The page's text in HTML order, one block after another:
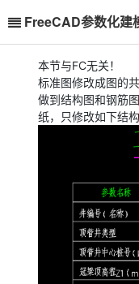
FreeCAD参数化建
本节与FC无关！
标准图修改成图的共
做到结构图和钢筋
纸，只修改如下结